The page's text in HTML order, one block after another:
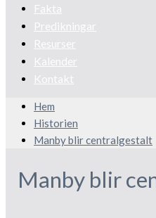
Fakta
Predikningar
Resurser
Kalender
Kontakt
Hem
Historien
Manby blir centralgestalt
Manby blir